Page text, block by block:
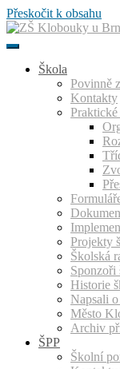
Přeskočit k obsahu
Škola
Povinně
Kontakty
Projekty
Školská
Sponzoři
Historie
Napsali o
Město
Archiv
ŠPP
Školní